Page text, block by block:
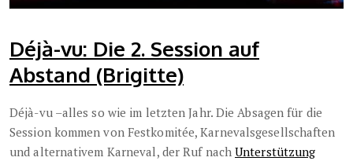
Déjà-vu: Die 2. Session auf
Abstand (Brigitte)
Déjà-vu –alles so wie im letzten Jahr. Die Absagen für die
Session kommen von Festkomitée, Karnevalsgesellschaften
und alternativem Karneval, der Ruf nachUnterstützung